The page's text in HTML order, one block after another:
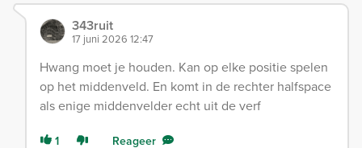
343ruit
17 juni 2026 12:47
Hwang moet je houden. Kan op elke positie spelen
op het middenveld. En komt in de rechter halfspace
als enige middenvelder echt uit de verf
1 Reageer